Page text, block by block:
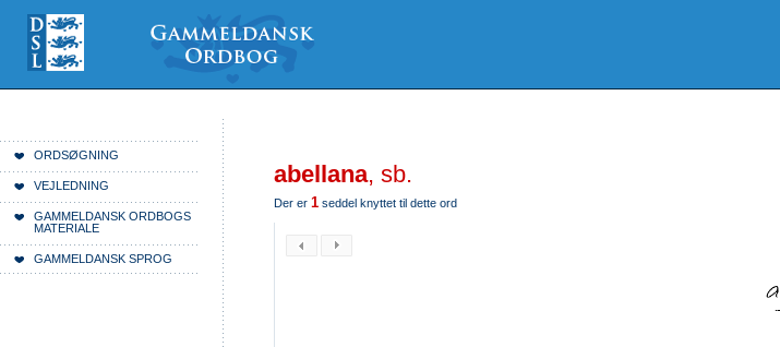
indhold
Videre
værktøjer
ORDSØGNING
VEJLEDNING
GAMMELDANSK ORDBOGS
MATERIALE
GAMMELDANSK SPROG
abellana, sb.
Der er 1 seddel knyttet til dette ord